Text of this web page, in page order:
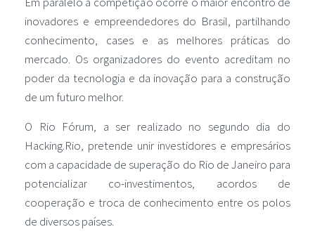
inovadores e empreendedores do Brasil, partilhando
conhecimento, cases e as melhores práticas do
mercado. Os organizadores do evento acreditam no
poder da tecnologia e da inovação para a construção
de um futuro melhor.
O Rio Fórum, a ser realizado no segundo dia do
Hacking.Rio, pretende unir investidores e empresários
com a capacidade de superação do Rio de Janeiro para
potencializar co-investimentos, acordos de
cooperação e troca de conhecimento entre os polos
de diversos países.